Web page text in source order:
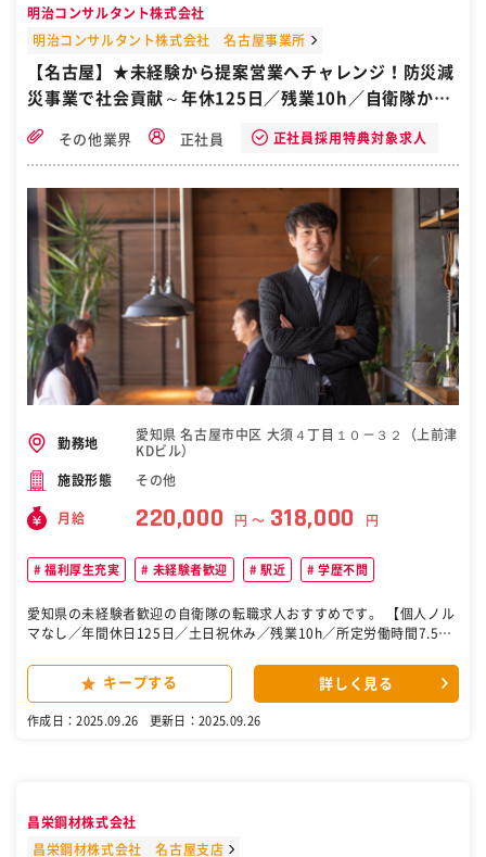
群！アイシングループ100%出資企業 ★気さくで明るい社員が多く、
活気にあふれた職場 ★時短勤務や在宅勤務など、柔軟な働き方が可能
りはしっかり還元 様々な取組みを行い、 社員が長く活躍できる環境づ
くりに注力しています。 ［自衛隊・転職・求人］
明治コンサルタント株式会社
明治コンサルタント株式会社 名古屋事業所
【名古屋】★未経験から提案営業へチャレンジ！防災減
災事業で社会貢献～年休125日／残業10h／自衛隊から
その他業界 正社員 正社員採用特典対象求人
勤務地
愛知県 名古屋市中区 大須４丁目１０－３２（上前津
KDビル）
施設形態 その他
月給 220,000 円 〜 318,000 円
福利厚生充実 未経験者歓迎 駅近 学歴不問
愛知県の未経験者歓迎の自衛隊の転職求人おすすめです。 【個人ノル
マなし／年間休日125日／土日祝休み／残業10h／所定労働時間7.5h
可】 ■採用背景 地質調査技術や地すべり・斜面災害等の防災技術を高
度化した防災・減災事業を全国で展開している当社にて、安全で安心
す。 ■業務内容 担当エリアの官公庁・自治体へ訪問し、入札案件や公
に取り組みます。自社で製品を開発する高い技術力も兼ね備えていま
す。 ■組織構成 ・全国従業員数：195名 ・新卒採用を積極的に行
キープする 詳しく見る
作成日：2025.09.26 更新日：2025.09.26
昌栄鋼材株式会社
昌栄鋼材株式会社 名古屋支店